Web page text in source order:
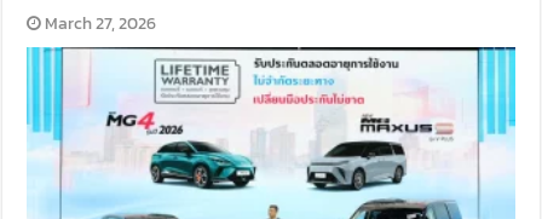
March 27, 2026